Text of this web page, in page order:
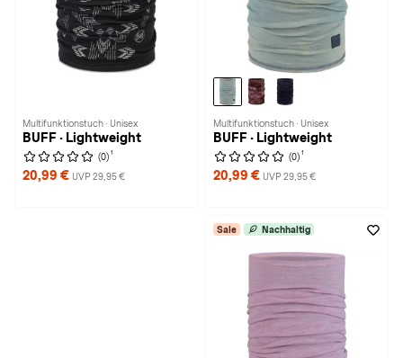
Multifunktionstuch · Unisex
BUFF · Lightweight
(0) 1
20,99 € UVP 29,95 €
Multifunktionstuch · Unisex
BUFF · Lightweight
(0) 1
20,99 € UVP 29,95 €
Sale Nachhaltig